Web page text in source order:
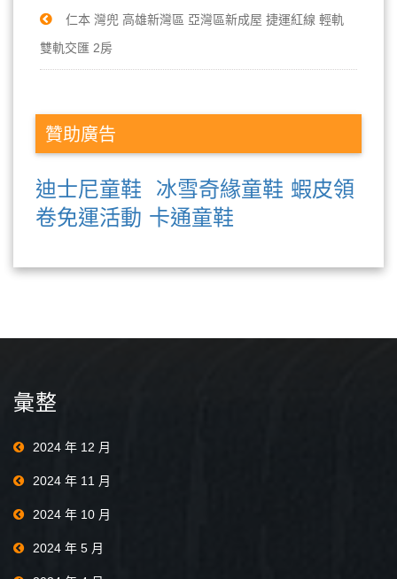
仁本 灣兜 高雄新灣區 亞灣區新成屋 捷運紅線 輕軌
雙軌交匯 2房
贊助廣告
迪士尼童鞋 冰雪奇緣童鞋 蝦皮領
卷免運活動 卡通童鞋
彙整
2024 年 12 月
2024 年 11 月
2024 年 10 月
2024 年 5 月